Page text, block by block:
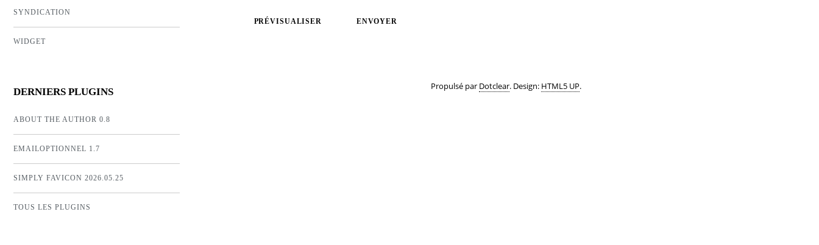
SYNDICATION
WIDGET
DERNIERS PLUGINS
ABOUT THE AUTHOR 0.8
EMAILOPTIONNEL 1.7
SIMPLY FAVICON 2026.05.25
TOUS LES PLUGINS
PRÉVISUALISER ENVOYER
Propulsé par Dotclear. Design: HTML5 UP.